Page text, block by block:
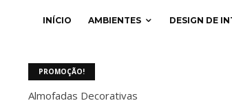
INÍCIO AMBIENTES DESIGN DE
PROMOÇÃO!
Almofadas Decorativas